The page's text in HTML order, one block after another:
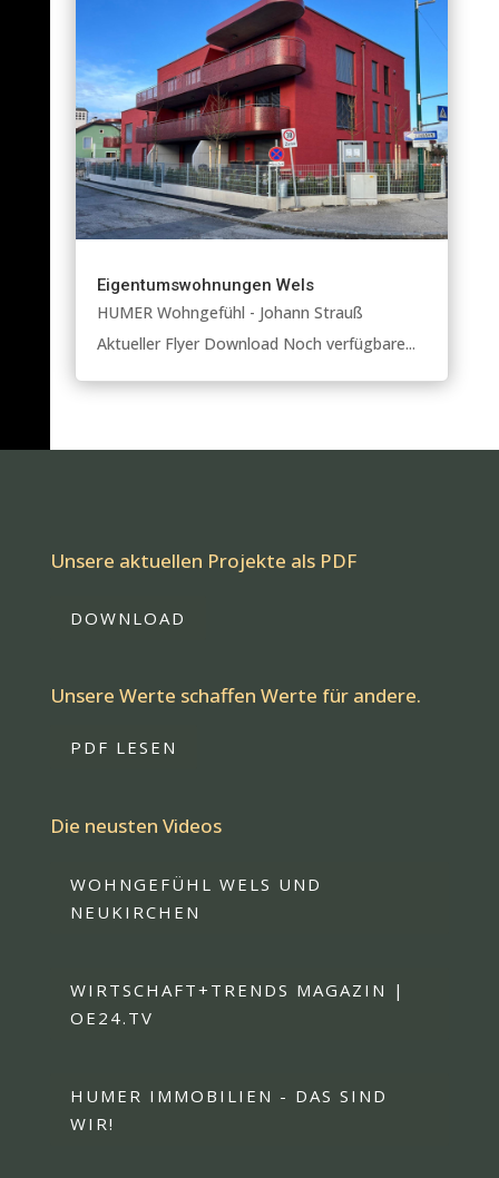
Eigentumswohnungen Wels
HUMER Wohngefühl - Johann Strauß
Aktueller Flyer Download Noch verfügbare...
Unsere aktuellen Projekte als PDF
DOWNLOAD
Unsere Werte schaffen Werte für andere.
PDF LESEN
Die neusten Videos
WOHNGEFÜHL WELS UND
NEUKIRCHEN
WIRTSCHAFT+TRENDS MAGAZIN |
OE24.TV
HUMER IMMOBILIEN - DAS SIND
WIR!